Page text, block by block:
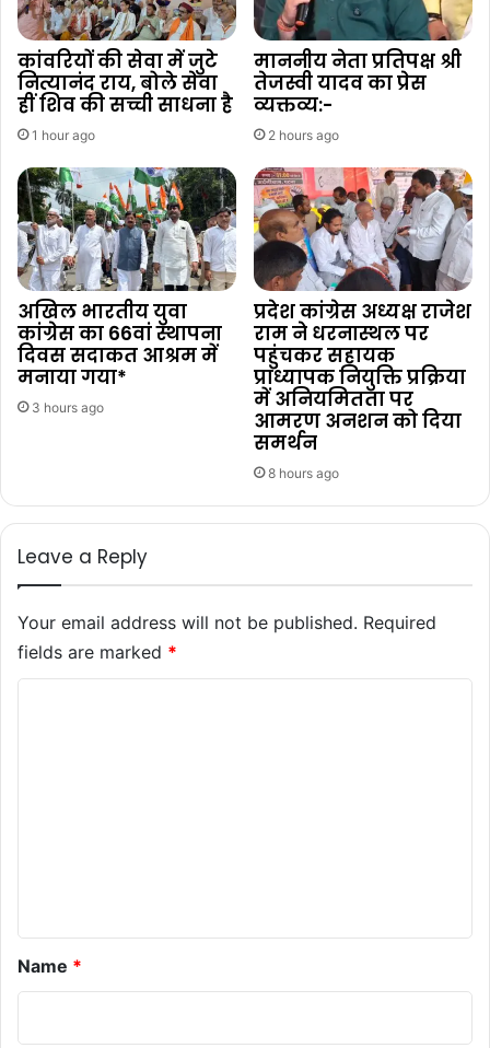
कांवरियों की सेवा में जुटे
नित्यानंद राय, बोले सेवा
हीं शिव की सच्ची साधना है
1 hour ago
माननीय नेता प्रतिपक्ष श्री
तेजस्वी यादव का प्रेस
व्यक्तव्य:-
2 hours ago
अखिल भारतीय युवा
कांग्रेस का 66वां स्थापना
दिवस सदाकत आश्रम में
मनाया गया*
3 hours ago
प्रदेश कांग्रेस अध्यक्ष राजेश
राम ने धरनास्थल पर
पहुंचकर सहायक
प्राध्यापक नियुक्ति प्रक्रिया
में अनियमितता पर
आमरण अनशन को दिया
समर्थन
8 hours ago
Leave a Reply
Your email address will not be published. Required
fields are marked *
Name *